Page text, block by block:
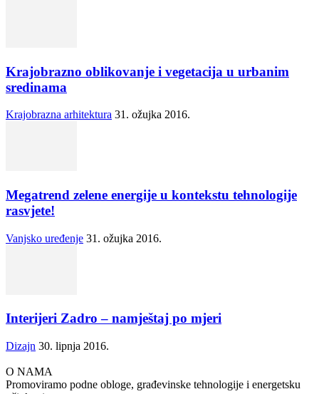
Krajobrazno oblikovanje i vegetacija u urbanim
sredinama
Krajobrazna arhitektura 31. ožujka 2016.
Megatrend zelene energije u kontekstu tehnologije
rasvjete!
Vanjsko uređenje 31. ožujka 2016.
Interijeri Zadro – namještaj po mjeri
Dizajn 30. lipnja 2016.
O NAMA
Promoviramo podne obloge, građevinske tehnologije i energetsku